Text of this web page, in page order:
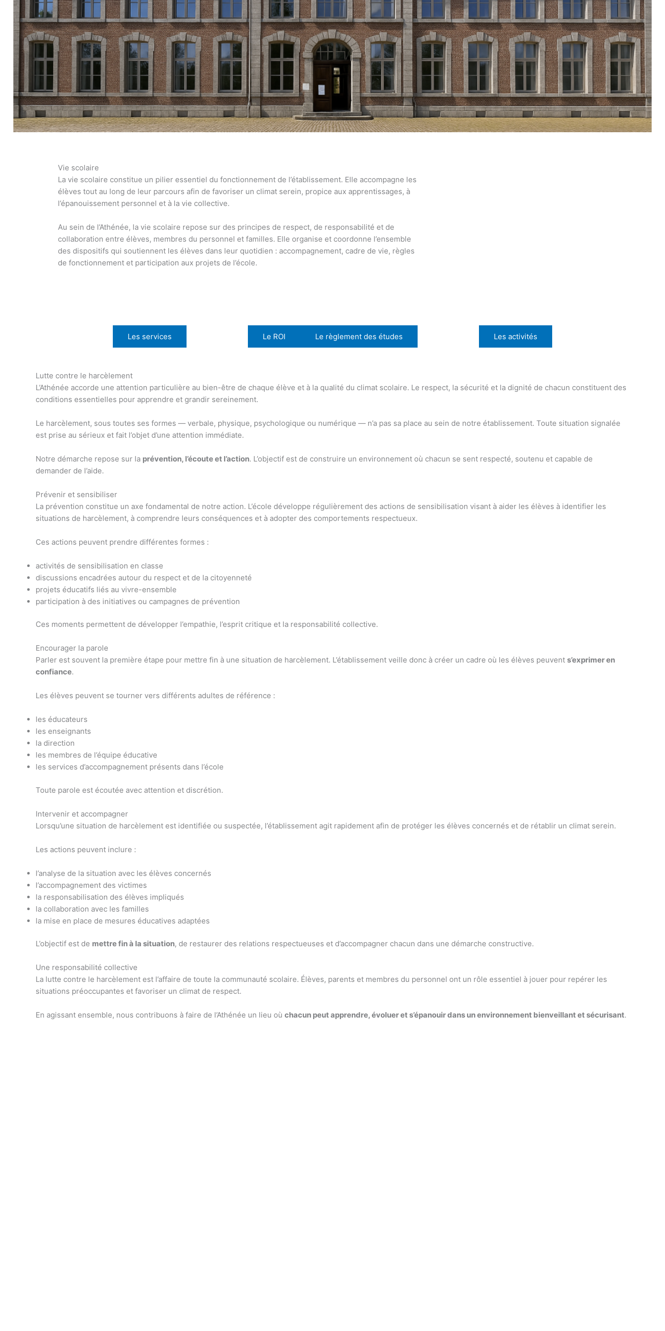
Vie scolaire
La vie scolaire constitue un pilier essentiel du fonctionnement de l’établissement. Elle accompagne les
élèves tout au long de leur parcours afin de favoriser un climat serein, propice aux apprentissages, à
l’épanouissement personnel et à la vie collective.
Au sein de l’Athénée, la vie scolaire repose sur des principes de respect, de responsabilité et de
collaboration entre élèves, membres du personnel et familles. Elle organise et coordonne l’ensemble
des dispositifs qui soutiennent les élèves dans leur quotidien : accompagnement, cadre de vie, règles
de fonctionnement et participation aux projets de l’école.
Les services Le ROI Le règlement des études Les activités
Lutte contre le harcèlement
L’Athénée accorde une attention particulière au bien-être de chaque élève et à la qualité du climat scolaire. Le respect, la sécurité et la dignité de chacun constituent des
conditions essentielles pour apprendre et grandir sereinement.
Le harcèlement, sous toutes ses formes — verbale, physique, psychologique ou numérique — n’a pas sa place au sein de notre établissement. Toute situation signalée
est prise au sérieux et fait l’objet d’une attention immédiate.
Notre démarche repose sur la prévention, l’écoute et l’action. L’objectif est de construire un environnement où chacun se sent respecté, soutenu et capable de
demander de l’aide.
Prévenir et sensibiliser
La prévention constitue un axe fondamental de notre action. L’école développe régulièrement des actions de sensibilisation visant à aider les élèves à identifier les
situations de harcèlement, à comprendre leurs conséquences et à adopter des comportements respectueux.
Ces actions peuvent prendre différentes formes :
activités de sensibilisation en classe
discussions encadrées autour du respect et de la citoyenneté
projets éducatifs liés au vivre-ensemble
participation à des initiatives ou campagnes de prévention
Ces moments permettent de développer l’empathie, l’esprit critique et la responsabilité collective.
Encourager la parole
Parler est souvent la première étape pour mettre fin à une situation de harcèlement. L’établissement veille donc à créer un cadre où les élèves peuvent s’exprimer en
confiance.
Les élèves peuvent se tourner vers différents adultes de référence :
les éducateurs
les enseignants
la direction
les membres de l’équipe éducative
les services d’accompagnement présents dans l’école
Toute parole est écoutée avec attention et discrétion.
Intervenir et accompagner
Lorsqu’une situation de harcèlement est identifiée ou suspectée, l’établissement agit rapidement afin de protéger les élèves concernés et de rétablir un climat serein.
Les actions peuvent inclure :
l’analyse de la situation avec les élèves concernés
l’accompagnement des victimes
la responsabilisation des élèves impliqués
la collaboration avec les familles
la mise en place de mesures éducatives adaptées
L’objectif est de mettre fin à la situation, de restaurer des relations respectueuses et d’accompagner chacun dans une démarche constructive.
Une responsabilité collective
La lutte contre le harcèlement est l’affaire de toute la communauté scolaire. Élèves, parents et membres du personnel ont un rôle essentiel à jouer pour repérer les
situations préoccupantes et favoriser un climat de respect.
En agissant ensemble, nous contribuons à faire de l’Athénée un lieu où chacun peut apprendre, évoluer et s’épanouir dans un environnement bienveillant et sécurisant.